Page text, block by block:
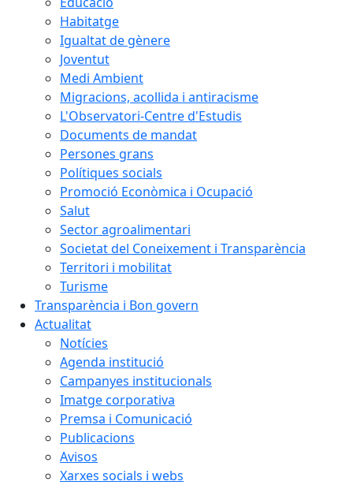
Habitatge
Igualtat de gènere
Joventut
Medi Ambient
Migracions, acollida i antiracisme
L'Observatori-Centre d'Estudis
Documents de mandat
Persones grans
Polítiques socials
Promoció Econòmica i Ocupació
Salut
Sector agroalimentari
Societat del Coneixement i Transparència
Territori i mobilitat
Turisme
Transparència i Bon govern
Actualitat
Notícies
Agenda institució
Campanyes institucionals
Imatge corporativa
Premsa i Comunicació
Publicacions
Avisos
Xarxes socials i webs